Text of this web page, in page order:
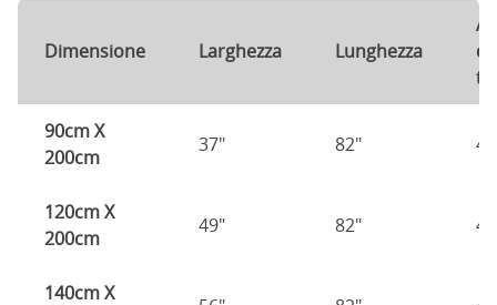
Dimensione Larghezza Lunghezza
90cm X
200cm
37" 82"
120cm X
200cm
49" 82"
140cm X